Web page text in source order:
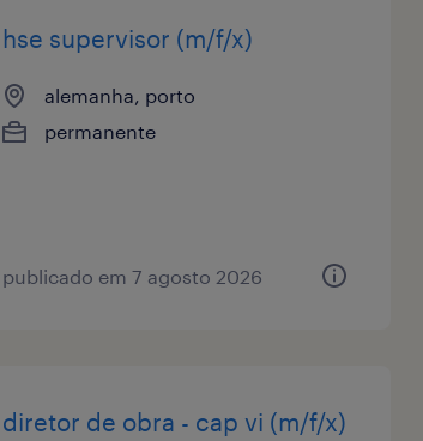
hse supervisor (m/f/x)
alemanha, porto
permanente
publicado em 7 agosto 2026
diretor de obra - cap vi (m/f/x)